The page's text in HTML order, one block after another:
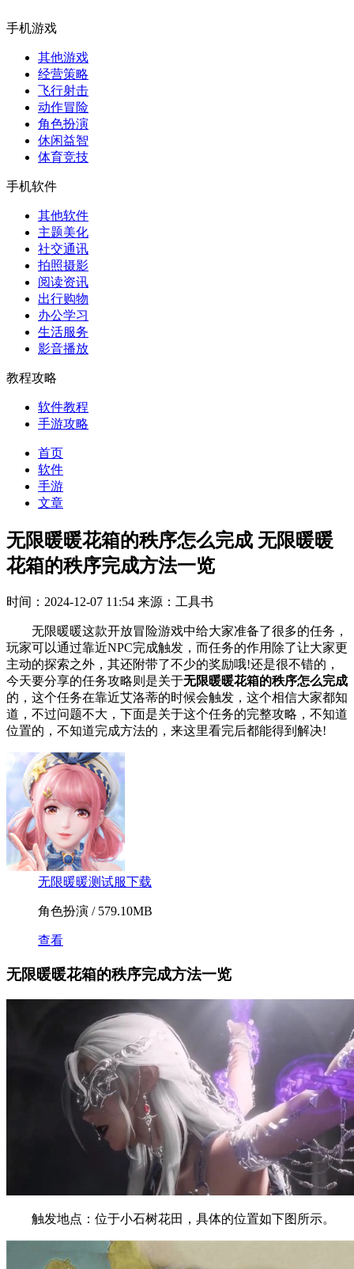
手机游戏
其他游戏
经营策略
飞行射击
动作冒险
角色扮演
休闲益智
体育竞技
手机软件
其他软件
主题美化
社交通讯
拍照摄影
阅读资讯
出行购物
办公学习
生活服务
影音播放
教程攻略
软件教程
手游攻略
首页
软件
手游
文章
无限暖暖花箱的秩序怎么完成 无限暖暖
花箱的秩序完成方法一览
时间：2024-12-07 11:54 来源：工具书
无限暖暖这款开放冒险游戏中给大家准备了很多的任务，
玩家可以通过靠近NPC完成触发，而任务的作用除了让大家更
主动的探索之外，其还附带了不少的奖励哦!还是很不错的，
今天要分享的任务攻略则是关于无限暖暖花箱的秩序怎么完成
的，这个任务在靠近艾洛蒂的时候会触发，这个相信大家都知
道，不过问题不大，下面是关于这个任务的完整攻略，不知道
位置的，不知道完成方法的，来这里看完后都能得到解决!
无限暖暖测试服下载
角色扮演 / 579.10MB
查看
无限暖暖花箱的秩序完成方法一览
触发地点：位于小石树花田，具体的位置如下图所示。